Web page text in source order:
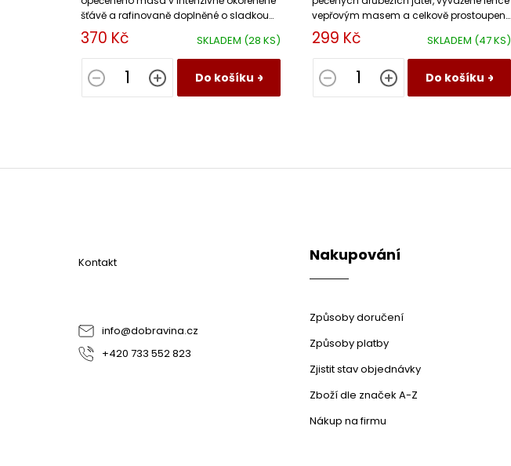
SKLADEM (28 KS)
370 Kč
Do košíku
šťávě a rafinovaně doplněné o sladkou
chuť sušených švestek.
SKLADEM (47 KS)
299 Kč
Do košíku
vepřovým masem a celkově prostoupené
chutí jalovce.
Z
Kontakt
info@dobravina.cz
+420 733 552 823
Nakupování
Způsoby doručení
Způsoby platby
Zjistit stav objednávky
Zboží dle značek A-Z
Nákup na firmu